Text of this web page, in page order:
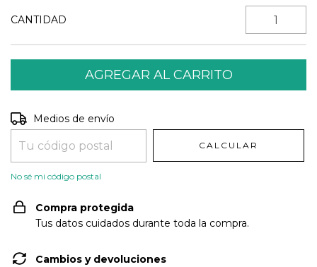
CANTIDAD
Entregas para el CP:
Medios de envío
CALCULAR
No sé mi código postal
Compra protegida
Tus datos cuidados durante toda la compra.
Cambios y devoluciones